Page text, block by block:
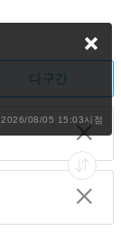
다구간
2026/08/05 15:03시점